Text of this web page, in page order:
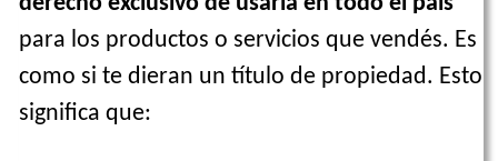
para los productos o servicios que vendés. Es
como si te dieran un título de propiedad. Esto
significa que: